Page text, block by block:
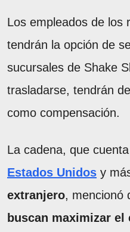
Los empleados de los
tendrán la opción de
sucursales de Shake
trasladarse, tendrán
como compensación.
La cadena, que
Estados Unidos y
extranjero, mencionó
buscan maximizar